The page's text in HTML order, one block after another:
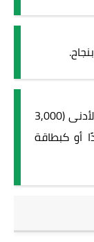
بعد الوصول إلى الحد الأدنى (3,000
أو كبطاقة